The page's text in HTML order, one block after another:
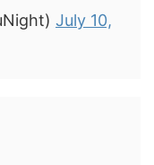
July 10,